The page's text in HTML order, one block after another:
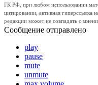
ГК РФ, при любом использовании
цитировании, активная гиперссылка
редакции может не совпадать с
Сообщение отправлено
play
pause
mute
unmute